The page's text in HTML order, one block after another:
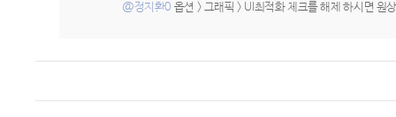
@정지환0 옵션 > 그래픽 > UI최적화 체크를 해제 하시면 원